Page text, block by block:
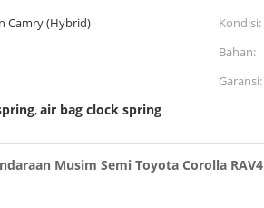
Camry (Hybrid) Kondisi:
Bahan:
Garansi:
,air bag clock spring
Musim Semi Toyota Corolla RAV4